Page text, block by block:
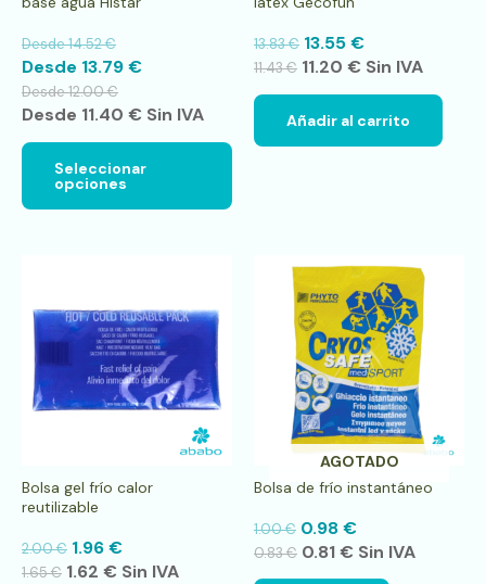
Desde14.52€
Desde 13.79€
Desde12.00€
Desde 11.40 € Sin IVA
Seleccionar
opciones
13.83€ 13.55€
11.43€ 11.20 € Sin IVA
Añadir al carrito
Bolsa gel frío calor
reutilizable
2.00€ 1.96€
1.65€ 1.62 € Sin IVA
AGOTADO
Bolsa de frío instantáneo
1.00€ 0.98€
0.83€ 0.81€ Sin IVA